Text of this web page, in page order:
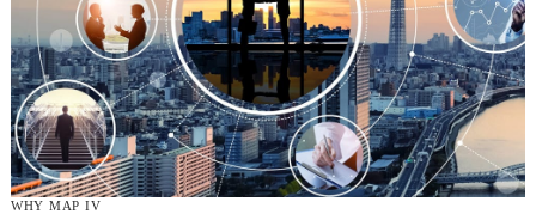
WHY MAP IV